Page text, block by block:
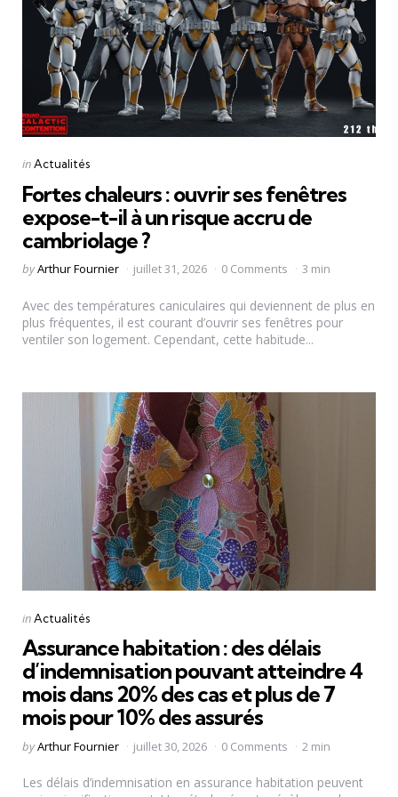
Categories
Posted
inActualités
Fortes chaleurs : ouvrir ses fenêtres
expose-t-il à un risque accru de
cambriolage ?
Posted
byArthur Fournier juillet 31, 2026 0 Comments 3 min
Avec des températures caniculaires qui deviennent de plus en
plus fréquentes, il est courant d’ouvrir ses fenêtres pour
ventiler son logement. Cependant, cette habitude...
Categories
Posted
inActualités
Assurance habitation : des délais
d’indemnisation pouvant atteindre 4
mois dans 20% des cas et plus de 7
mois pour 10% des assurés
Posted
byArthur Fournier juillet 30, 2026 0 Comments 2 min
Les délais d’indemnisation en assurance habitation peuvent